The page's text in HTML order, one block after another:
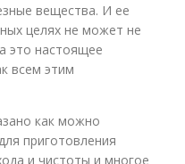
вещества. И ее
целях не может не
это настоящее
всем этим
как можно
приготовления
и чистоты и многое